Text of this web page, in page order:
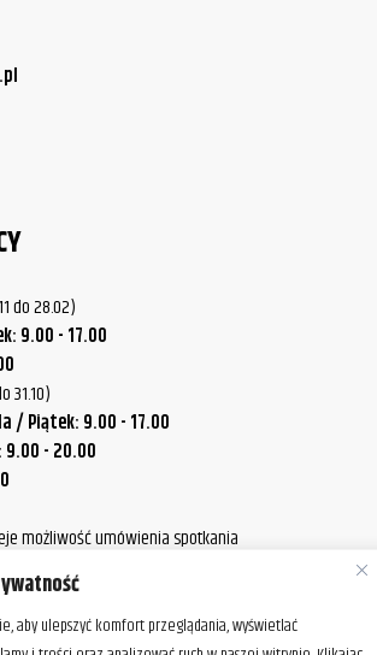
aby ulepszyć komfort przeglądania, wyświetlać
do 28.02)
9.00 - 17.00
31.10)
/ Piątek: 9.00 - 17.00
- 20.00
możliwość umówienia spotkania
pracy naszej firmy.
kontakt, aby ustalić dogodny termin.